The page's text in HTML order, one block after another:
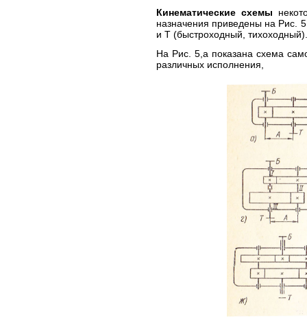
Кинематические схемы
назначения приведены на Рис.
и Т (быстроходный, тихоходный).
На Рис. 5,а показана схема
различных исполнения,